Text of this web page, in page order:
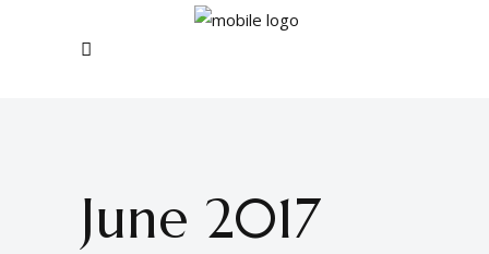
June 2017